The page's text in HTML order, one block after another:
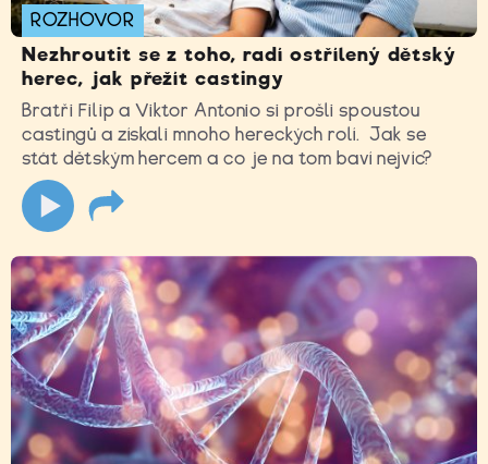
ROZHOVOR
Nezhroutit se z toho, radí ostřílený dětský
herec, jak přežít castingy
Bratři Filip a Viktor Antonio si prošli spoustou
castingů a získali mnoho hereckých rolí. Jak se
stát dětským hercem a co je na tom baví nejvíc?